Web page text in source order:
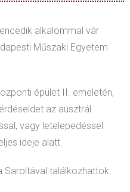
alkalommal vár
Műszaki Egyetem
épület II. emeletén,
az ausztrál
vagy letelepedéssel
ideje alatt.
Saroltával találkozhattok.